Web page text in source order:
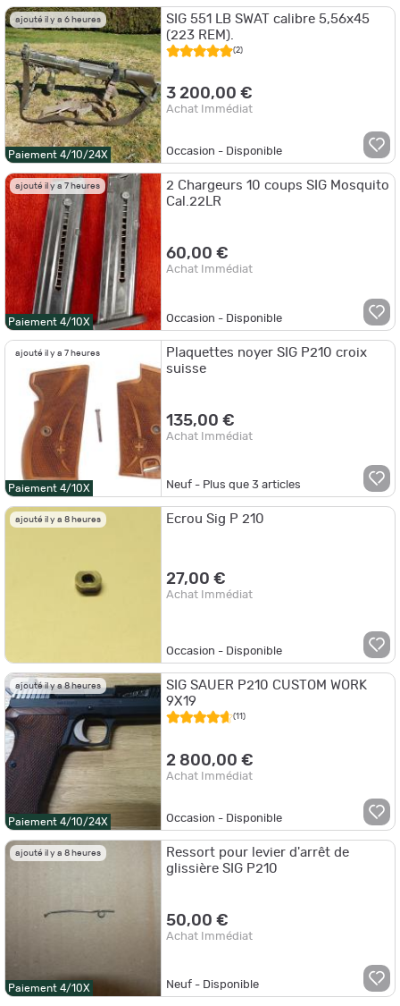
ajouté il y a 6 heures
Paiement 4/10/24X
SIG 551 LB SWAT calibre 5,56x45
(223 REM).
(2)
3 200,00 €
Achat Immédiat
Occasion - Disponible
ajouté il y a 7 heures
Paiement 4/10X
2 Chargeurs 10 coups SIG Mosquito
Cal.22LR
60,00 €
Achat Immédiat
Occasion - Disponible
ajouté il y a 7 heures
Paiement 4/10X
Plaquettes noyer SIG P210 croix
suisse
135,00 €
Achat Immédiat
Neuf - Plus que3 articles
ajouté il y a 8 heures Ecrou Sig P 210
27,00 €
Achat Immédiat
Occasion - Disponible
ajouté il y a 8 heures
Paiement 4/10/24X
SIG SAUER P210 CUSTOM WORK
9X19
(11)
2 800,00 €
Achat Immédiat
Occasion - Disponible
ajouté il y a 8 heures
Paiement 4/10X
Ressort pour levier d'arrêt de
glissière SIG P210
50,00 €
Achat Immédiat
Neuf - Disponible